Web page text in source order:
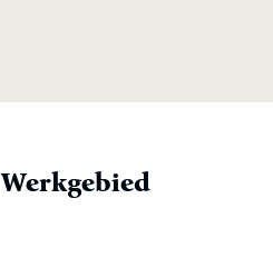
Werkgebied